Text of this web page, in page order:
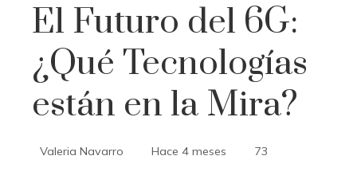
El Futuro del 6G:
¿Qué Tecnologías
están en la Mira?
Valeria Navarro Hace 4 meses 73